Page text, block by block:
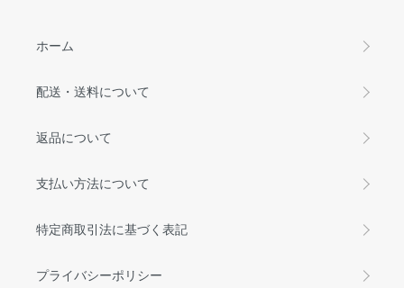
ホーム
配送・送料について
返品について
支払い方法について
特定商取引法に基づく表記
プライバシーポリシー